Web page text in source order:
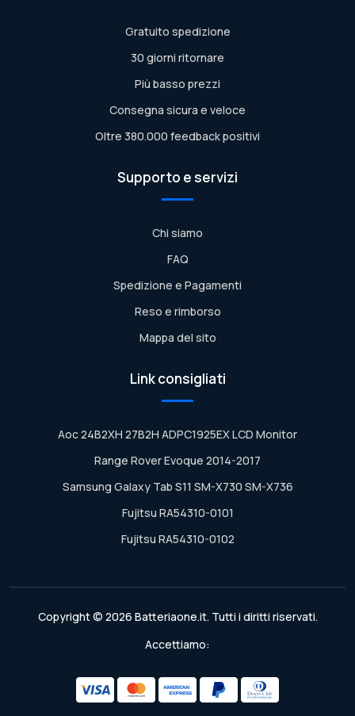
Gratuito spedizione
30 giorni ritornare
Più basso prezzi
Consegna sicura e veloce
Oltre 380.000 feedback positivi
Supporto e servizi
Chi siamo
FAQ
Spedizione e Pagamenti
Reso e rimborso
Mappa del sito
Link consigliati
Aoc 24B2XH 27B2H ADPC1925EX LCD Monitor
Range Rover Evoque 2014-2017
Samsung Galaxy Tab S11 SM-X730 SM-X736
Fujitsu RA54310-0101
Fujitsu RA54310-0102
Copyright © 2026 Batteriaone.it. Tutti i diritti riservati.
Accettiamo: